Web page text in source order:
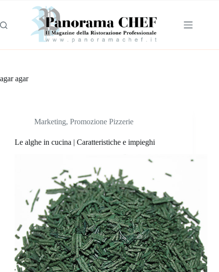
agar agar
Marketing, Promozione Pizzerie
Le alghe in cucina | Caratteristiche e impieghi